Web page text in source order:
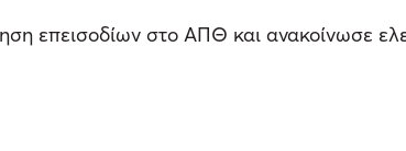
επεισοδίων στο ΑΠΘ και ανακοίνωσε